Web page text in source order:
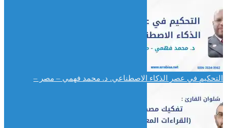
التحكيم في عصر الذكاء الاصطناعي. د. محمد فهمي – مصر –